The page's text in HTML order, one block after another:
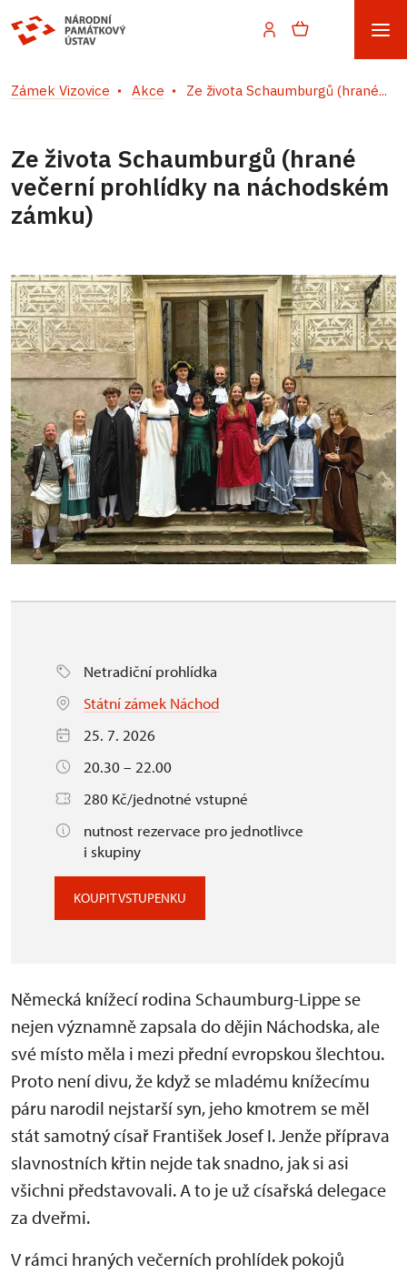
Zámek Vizovice Akce Ze života Schaumburgů (hrané...
Ze života Schaumburgů (hrané
večerní prohlídky na náchodském
zámku)
Netradiční prohlídka
Státní zámek Náchod
25. 7. 2026
20.30 – 22.00
280 Kč/jednotné vstupné
nutnost rezervace pro jednotlivce
i skupiny
KOUPIT VSTUPENKU
Německá knížecí rodina Schaumburg-Lippe se
nejen významně zapsala do dějin Náchodska, ale
své místo měla i mezi přední evropskou šlechtou.
Proto není divu, že když se mladému knížecímu
páru narodil nejstarší syn, jeho kmotrem se měl
stát samotný císař František Josef I. Jenže příprava
slavnostních křtin nejde tak snadno, jak si asi
všichni představovali. A to je už císařská delegace
za dveřmi.
V rámci hraných večerních prohlídek pokojů